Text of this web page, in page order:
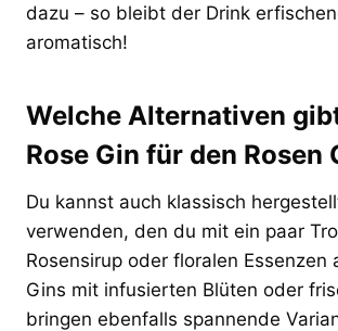
dazu – so bleibt der Drink
aromatisch!
Welche Alternativen
Rose Gin für den Rosen
Du kannst auch klassisch
verwenden, den du mit ein paar
Rosensirup oder floralen Essenzen
Gins mit infusierten Blüten oder
bringen ebenfalls spannende